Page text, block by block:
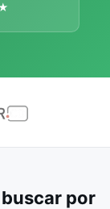
por